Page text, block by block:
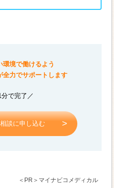
境で働けるよう
全力でサポートします
で完了／
談に申し込む
＜PR＞マイナビコメディカル